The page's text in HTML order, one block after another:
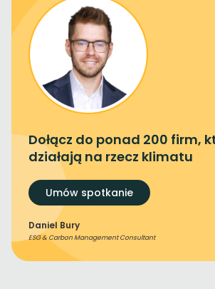
Dołącz do ponad 200 firm,
działają na rzecz klimatu
Umów spotkanie
Daniel Bury
ESG & Carbon Management Consultant